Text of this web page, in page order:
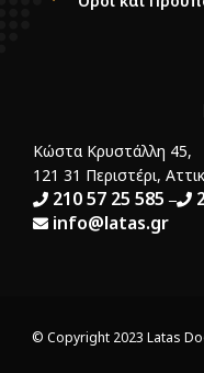
Κώστα Κρυστάλλη 45,
121 31 Περιστέρι,
210 57 25 585 –
info@latas.gr
© Copyright 2023 Latas